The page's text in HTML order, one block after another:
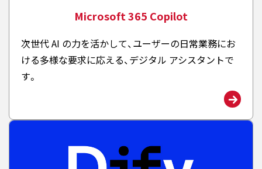
Microsoft 365 Copilot
次世代 AI の力を活かして、ユーザーの日常業務にお
ける多様な要求に応える、デジタル アシスタントで
す。